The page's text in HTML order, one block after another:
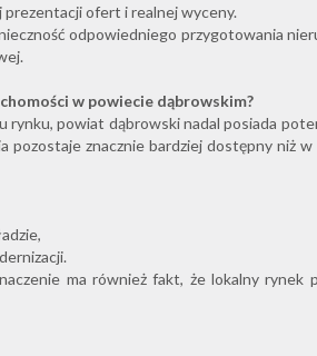
ofert i realnej wyceny.
odpowiedniego przygotowania
w powiecie dąbrowskim?
rynku, powiat dąbrowski nadal posiada
pozostaje znacznie bardziej dostępny niż
ma również fakt, że lokalny rynek